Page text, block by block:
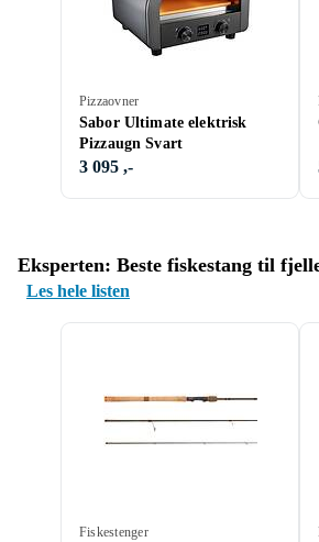
Pizzaovner
Sabor Ultimate elektrisk
Pizzaugn Svart
3 095 ,-
Eksperten: Beste fiskestang til
Les hele listen
Fiskestenger